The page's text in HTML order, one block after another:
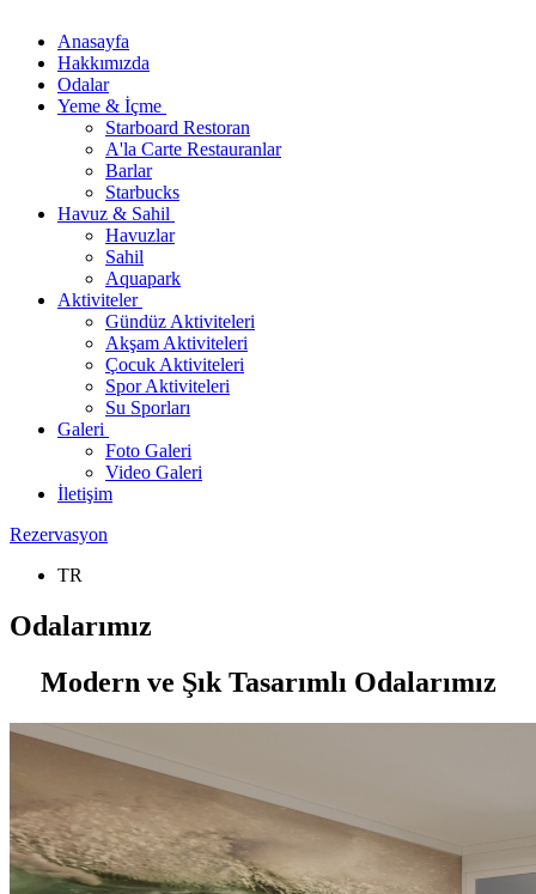
Anasayfa
Hakkımızda
Odalar
Yeme & İçme
Starboard Restoran
A'la Carte Restauranlar
Barlar
Starbucks
Havuz & Sahil
Havuzlar
Sahil
Aquapark
Aktiviteler
Gündüz Aktiviteleri
Akşam Aktiviteleri
Çocuk Aktiviteleri
Spor Aktiviteleri
Su Sporları
Galeri
Foto Galeri
Video Galeri
İletişim
Rezervasyon
TR
Odalarımız
Modern ve Şık Tasarımlı Odalarımız